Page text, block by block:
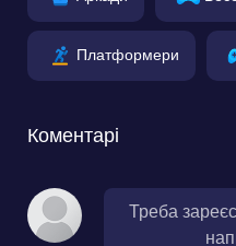
Платформери
Коментарі
Треба